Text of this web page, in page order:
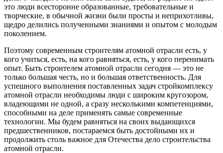
это люди всесторонне образованные, требовательные и
творческие, в обычной жизни были просты и неприхотливы,
щедро делились полученными знаниями и опытом с молодым
поколением.
Поэтому современным строителям атомной отрасли есть, у
кого учиться, есть, на кого равняться, есть, у кого перенимать
опыт. Быть строителем атомной отрасли сегодня — это не
только большая честь, но и большая ответственность. Для
успешного выполнения поставленных задач стройкомплексу
атомной отрасли необходимы люди с широким кругозором,
владеющими не одной, а сразу несколькими компетенциями,
способными на деле применять самые современные
технологии. Мы будем равняться на своих выдающихся
предшественников, постараемся быть достойными их и
продолжить столь важное для Отечества дело строительства
атомной отрасли.